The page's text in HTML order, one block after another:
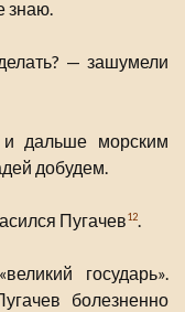
знаю.
— зашумели
дальше морским
добудем.
Пугачев12.
государь».
болезненно